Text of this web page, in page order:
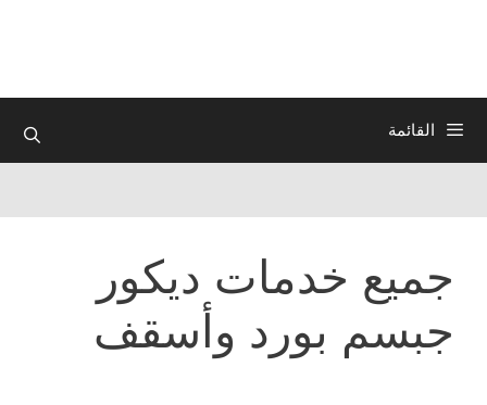
القائمة
جميع خدمات ديكور
جبسم بورد وأسقف